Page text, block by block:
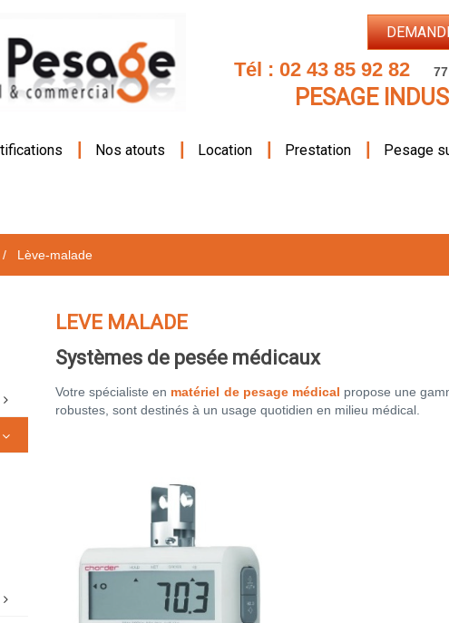
Tél : 02 43 85 92 82
PESAGE
Nos atouts Location Prestation Pesage
/ Lève-malade
LEVE MALADE
Systèmes de pesée médicaux
Votre spécialiste en matériel de pesage médical propose une
robustes, sont destinés à un usage quotidien en milieu médical.